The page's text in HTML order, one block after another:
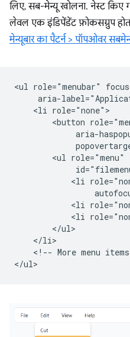
लिए, सब-मेन्यू खोलना. नेस्ट किए
लेवल एक इंडिपेंडेंट फ़ोकसग्रुप
मेन्यूबार का पैटर्न > पॉपओवर
<ul role="menubar"
aria-
    <li role="none">
<button
aria-
<ul role="menu"
<li
<li
<li
        </ul>
    </li>
<!-- More menu